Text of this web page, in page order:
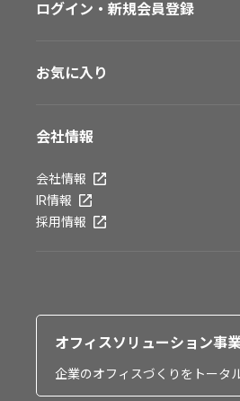
ログイン・新規会員登録
お気に入り
会社情報
会社情報
IR情報
採用情報
オフィスソリューション事
企業のオフィスづくりをトータ